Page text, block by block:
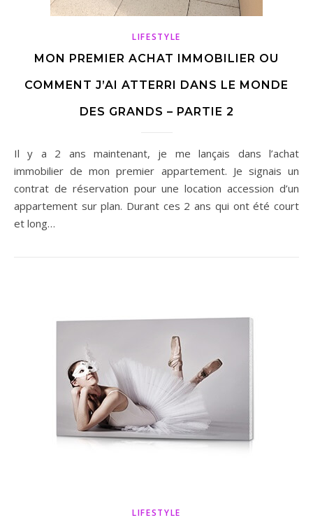
LIFESTYLE
MON PREMIER ACHAT IMMOBILIER OU
COMMENT J’AI ATTERRI DANS LE MONDE
DES GRANDS – PARTIE 2
Il y a 2 ans maintenant, je me lançais dans l’achat
immobilier de mon premier appartement. Je signais un
contrat de réservation pour une location accession d’un
appartement sur plan. Durant ces 2 ans qui ont été court
et long…
LIFESTYLE